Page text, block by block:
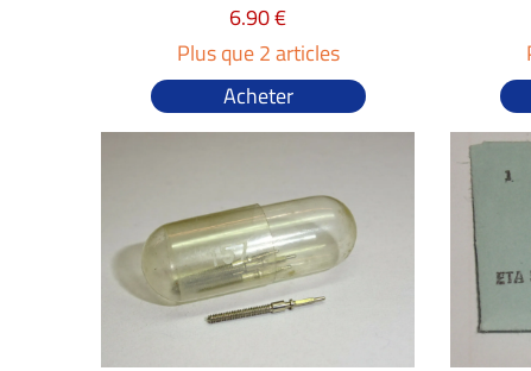
6.90 €
Plus que 2 articles
Acheter